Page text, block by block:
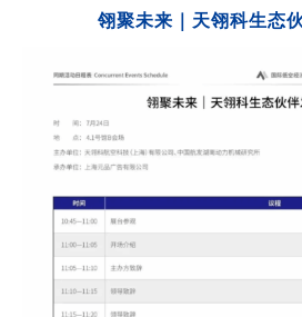
翎聚未来｜天翎科生态